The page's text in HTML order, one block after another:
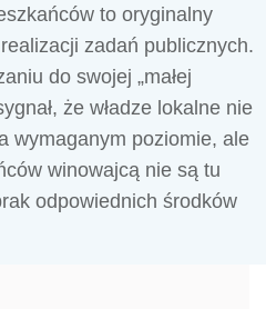
to oryginalny
zadań publicznych.
do swojej „małej
że władze lokalne nie
wymaganym poziomie, ale
winowajcą nie są tu
odpowiednich środków